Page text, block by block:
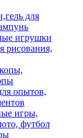
для
игрушки
рисования,
опытов,
игры,
футбол